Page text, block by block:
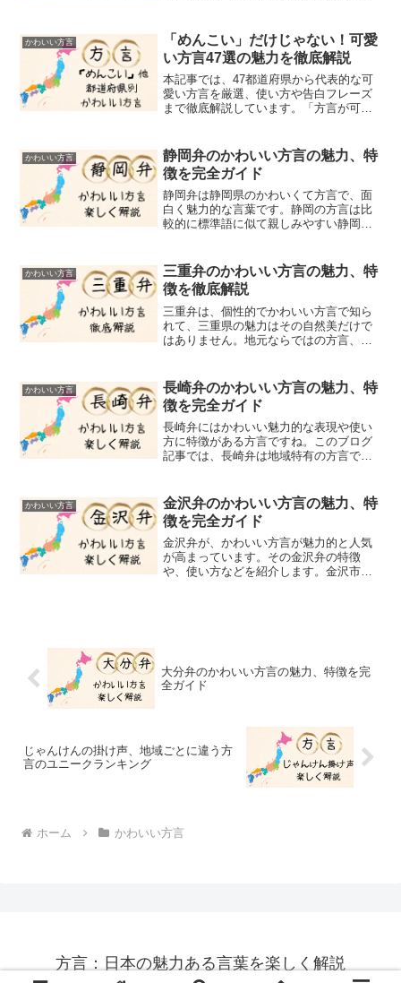
いう豊かな文化、歴史が影響していま
す。このブログでは、「あか...
かわいい方言
「めんこい」だけじゃない！可愛
い方言47選の魅力を徹底解説
本記事では、47都道府県から代表的な可
愛い方言を厳選、使い方や告白フレーズ
まで徹底解説しています。「方言が可愛
「めんこい」でしょう。しかし、日本全
国を見渡せば、それ以外...
かわいい方言
静岡弁のかわいい方言の魅力、特
徴を完全ガイド
静岡弁は静岡県のかわいくて方言で、面
白く魅力的な言葉です。静岡の方言は比
較的に標準語に似て親しみやすい静岡弁
す。早速静岡県の方言のかわいく魅力的
な方言の代表的な言葉を見て...
かわいい方言
三重弁のかわいい方言の魅力、特
徴を徹底解説
三重弁は、個性的でかわいい方言で知ら
れて、三重県の魅力はその自然美だけで
はありません。地元ならではの方言、
愛らしく、優しい三重弁の言葉を紹介し
ていきます。日常のさりげな...
かわいい方言
長崎弁のかわいい方言の魅力、特
徴を完全ガイド
長崎弁にはかわいい魅力的な表現や使い
方に特徴がある方言ですね。このブログ
記事では、長崎弁は地域特有の方言で地
ます。例えば、「いっちょん」は「全
く」、「ばり」は「とても」...
かわいい方言
金沢弁のかわいい方言の魅力、特
徴を完全ガイド
金沢弁が、かわいい方言が魅力的と人気
が高まっています。その金沢弁の特徴
や、使い方などを紹介します。金沢市は
大分弁のかわいい方言の魅力、特徴を完
全ガイド
じゃんけんの掛け声、地域ごとに違う方
言のユニークランキング
ホーム かわいい方言
方言：日本の魅力ある言葉を楽しく解説